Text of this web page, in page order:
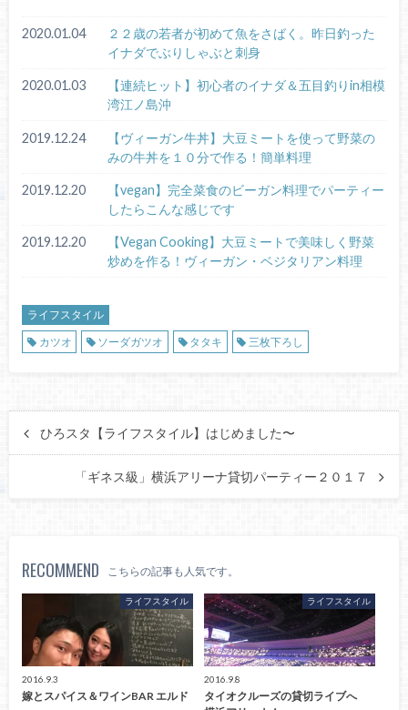
2020.01.04
２２歳の若者が初めて魚をさばく。昨日釣った
イナダでぶりしゃぶと刺身
2020.01.03
【連続ヒット】初心者のイナダ＆五目釣りin相模
湾江ノ島沖
2019.12.24
【ヴィーガン牛丼】大豆ミートを使って野菜の
みの牛丼を１０分で作る！簡単料理
2019.12.20
【vegan】完全菜食のビーガン料理でパーティー
したらこんな感じです
2019.12.20
【Vegan Cooking】大豆ミートで美味しく野菜
炒めを作る！ヴィーガン・ベジタリアン料理
ライフスタイル
カツオ
ソーダガツオ タタキ 三枚下ろし
ひろスタ【ライフスタイル】はじめました〜
「ギネス級」横浜アリーナ貸切パーティー２０１７
RECOMMEND こちらの記事も人気です。
ライフスタイル
2016.9.3
嫁とスパイス＆ワインBAR エルド
ライフスタイル
2016.9.8
タイオクルーズの貸切ライブへ